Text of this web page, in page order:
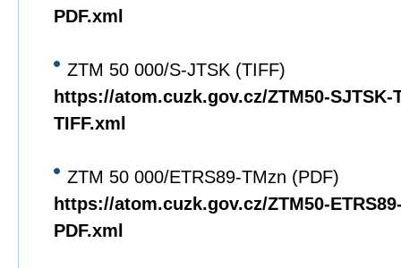
PDF.xml
ZTM 50 000/S-JTSK (TIFF)
https://atom.cuzk.gov.cz/ZTM50-SJTSK-
TIFF.xml
ZTM 50 000/ETRS89-TMzn (PDF)
https://atom.cuzk.gov.cz/ZTM50-
PDF.xml